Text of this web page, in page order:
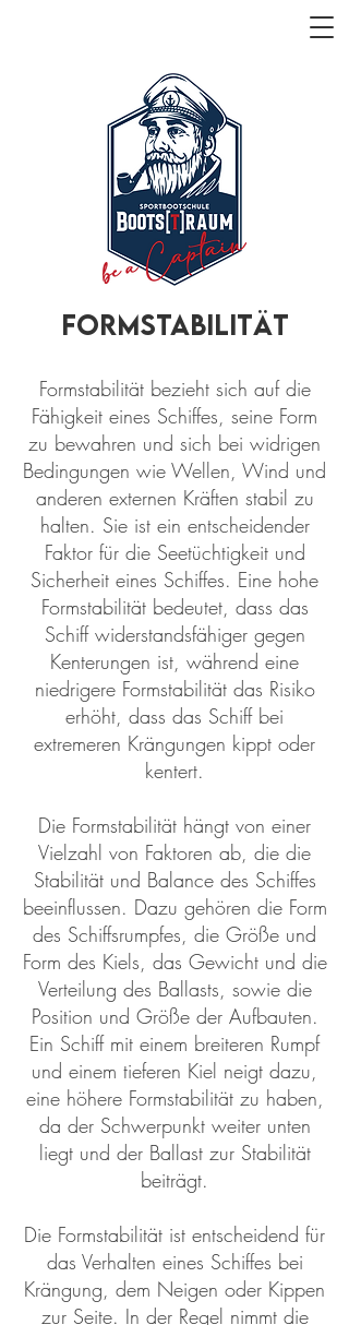
Formstabilität
Formstabilität bezieht sich auf die
Fähigkeit eines Schiffes, seine Form
zu bewahren und sich bei widrigen
Bedingungen wie Wellen, Wind und
anderen externen Kräften stabil zu
halten. Sie ist ein entscheidender
Faktor für die Seetüchtigkeit und
Sicherheit eines Schiffes. Eine hohe
Formstabilität bedeutet, dass das
Schiff widerstandsfähiger gegen
Kenterungen ist, während eine
niedrigere Formstabilität das Risiko
erhöht, dass das Schiff bei
extremeren Krängungen kippt oder
kentert.
Die Formstabilität hängt von einer
Vielzahl von Faktoren ab, die die
Stabilität und Balance des Schiffes
beeinflussen. Dazu gehören die Form
des Schiffsrumpfes, die Größe und
Form des Kiels, das Gewicht und die
Verteilung des Ballasts, sowie die
Position und Größe der Aufbauten.
Ein Schiff mit einem breiteren Rumpf
und einem tieferen Kiel neigt dazu,
eine höhere Formstabilität zu haben,
da der Schwerpunkt weiter unten
liegt und der Ballast zur Stabilität
beiträgt.
Die Formstabilität ist entscheidend für
das Verhalten eines Schiffes bei
Krängung, dem Neigen oder Kippen
zur Seite. In der Regel nimmt die